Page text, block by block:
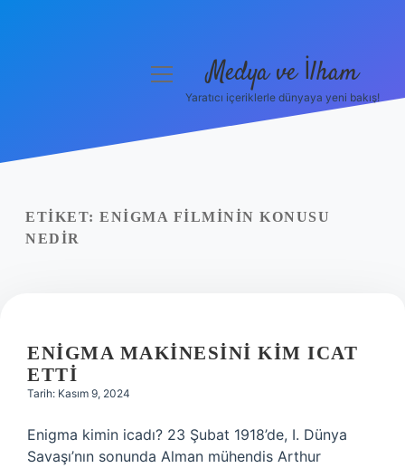
Yasal Uyarı
menüyüMedya ve İlham
Yaratıcı içeriklerle dünyaya yeni bakış!
ETIKET: ENIGMA FILMININ KONUSU
NEDIR
ENIGMA MAKINESINI KIM ICAT
ETTI
Tarih: Kasım 9, 2024
Enigma kimin icadı? 23 Şubat 1918’de, I. Dünya
Savaşı’nın sonunda Alman mühendis Arthur